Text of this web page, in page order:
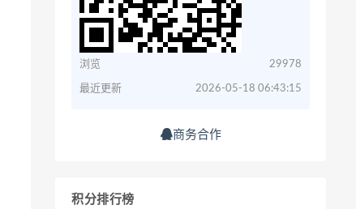
浏览 29978
最近更新 2026-05-18 06:43:15
商务合作
积分排行榜